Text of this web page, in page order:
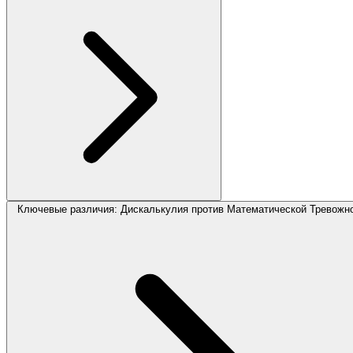
Ключевые различия: Дискалькулия против Математической